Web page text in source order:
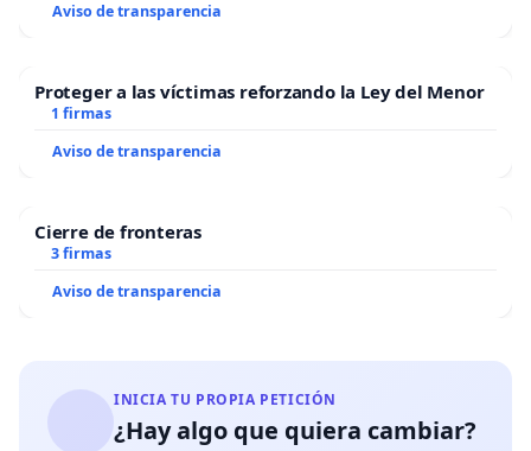
Aviso de transparencia
Proteger a las víctimas reforzando la Ley del Menor
1 firmas
Aviso de transparencia
Cierre de fronteras
3 firmas
Aviso de transparencia
INICIA TU PROPIA PETICIÓN
¿Hay algo que quiera cambiar?